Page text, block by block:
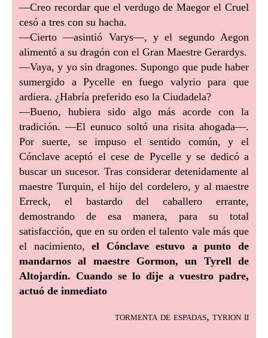
—Creo recordar que el verdugo de Maegor el Cruel
cesó a tres con su hacha.
—Cierto —asintió Varys—, y el segundo Aegon
alimentó a su dragón con el Gran Maestre Gerardys.
—Vaya, y yo sin dragones. Supongo que pude haber
sumergido a Pycelle en fuego valyrio para que
ardiera. ¿Habría preferido eso la Ciudadela?
—Bueno, hubiera sido algo más acorde con la
tradición. —El eunuco soltó una risita ahogada—.
Por suerte, se impuso el sentido común, y el
Cónclave aceptó el cese de Pycelle y se dedicó a
buscar un sucesor. Tras considerar detenidamente al
maestre Turquin, el hijo del cordelero, y al maestre
Erreck, el bastardo del caballero errante,
demostrando de esa manera, para su total
satisfacción, que en su orden el talento vale más que
el nacimiento,el Cónclave estuvo a punto de
mandarnos al maestre Gormon, un Tyrell de
Altojardín. Cuando se lo dije a vuestro padre,
actuó de inmediato
tormenta de espadas, tyrion ii